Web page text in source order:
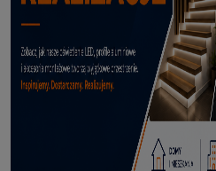
70,50 zł
DODAJ DO KOSZYKA